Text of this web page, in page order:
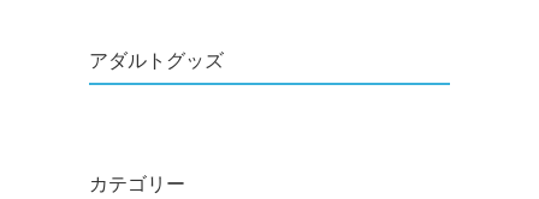
アダルトグッズ
カテゴリー